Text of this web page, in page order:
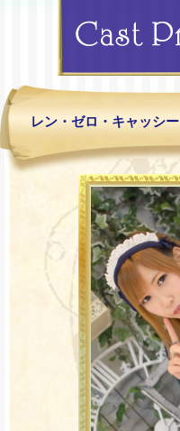
レン・ゼロ・キャッシー